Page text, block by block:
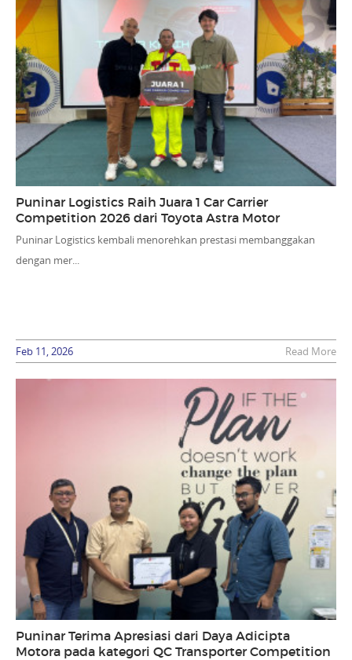
Puninar Logistics Raih Juara 1 Car Carrier
Competition 2026 dari Toyota Astra Motor
Puninar Logistics kembali menorehkan prestasi membanggakan
dengan mer...
Feb 11, 2026 Read More
Puninar Terima Apresiasi dari Daya Adicipta
Motora pada kategori QC Transporter Competition